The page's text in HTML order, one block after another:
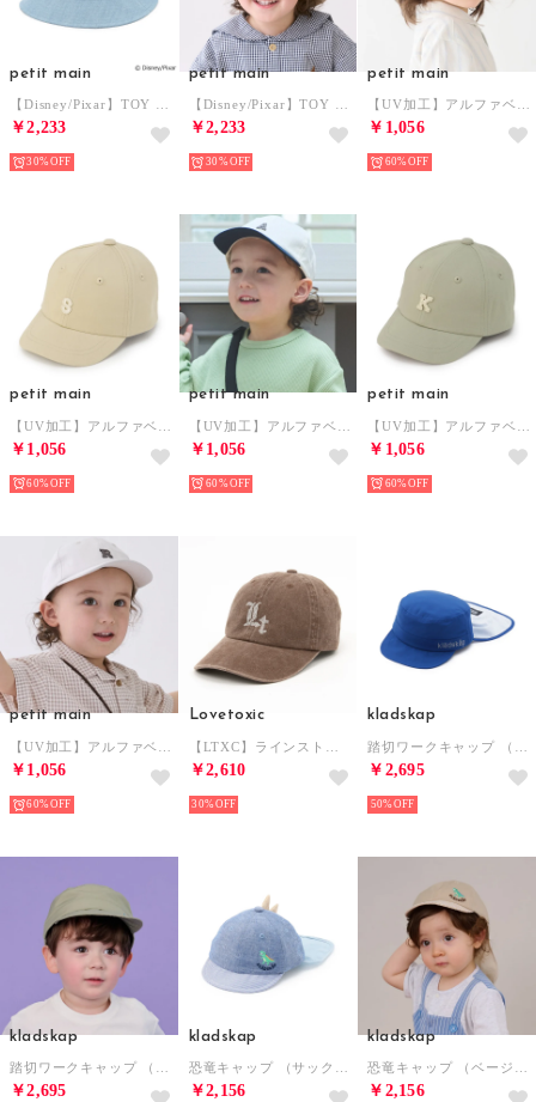
petit main
￥2,233
30%
petit main
￥2,233
30%
petit main
￥1,056
60%
petit main
￥1,056
60%
petit main
￥1,056
60%
petit main
￥1,056
60%
petit main
￥1,056
60%
Lovetoxic
￥2,610
30%
kladskap
￥2,695
50%
kladskap
￥2,695
kladskap
￥2,156
kladskap
￥2,156